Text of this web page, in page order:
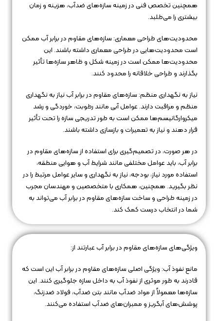
همچنین تخصص فنی در زمینه سازه‌های ضدآب، هزینه و زمان
بیشتری را می‌طلبد.
محدودیت‌های طراحی معماری: سازه‌های مقاوم در برابر آب ممکن
است محدودیت‌هایی در طراحی معماری داشته باشند. این
محدودیت‌ها ممکن است در زمینه شکل و ظاهر سازه‌ها تأثیر
بگذارند و طراحی خلاقانه را محدود کنند.
نیاز به نگهداری منظم: سازه‌های مقاوم در برابر آب نیاز به نگهداری
منظم و مراقبت دارند. عوامل آبی مانند رطوبت، خوردگی و رشد
میکروارگانیسم‌ها ممکن است به طور تدریجی سازه را تحت تأثیر
قرار دهند و نیاز به تعمیرات و بازسازی داشته باشند.
در هر صورت، در تصمیم‌گیری برای استفاده از سازه‌های مقاوم در
برابر آب، باید عوامل مختلفی مانند شرایط آب و هوایی منطقه،
استفاده مورد نیاز، بودجه، نیاز به نگهداری و سایر عوامل مرتبط را در
نظر بگیرید. همچنین، همکاری با متخصصین و مهندسان مجرب
در زمینه طراحی و ساخت سازه‌های مقاوم در برابر آب می‌تواند به
شما در انتخاب درست کمک کند.
ویژگی‌های سازه‌های مقاوم در برابر آب عبارتند از:
مانع نفوذ آب: ویژگی اصلی سازه‌های مقاوم در برابر آب این است که
قادرند به طور موثری از نفوذ آب به داخل سازه جلوگیری کنند. این
سازه‌ها معمولاً از مواد ضدآب مانند بتن ضدآب، فولاد ضدزنگ،
پوشش‌های آبگریز و ممبران‌های ضدآب استفاده می‌کنند.